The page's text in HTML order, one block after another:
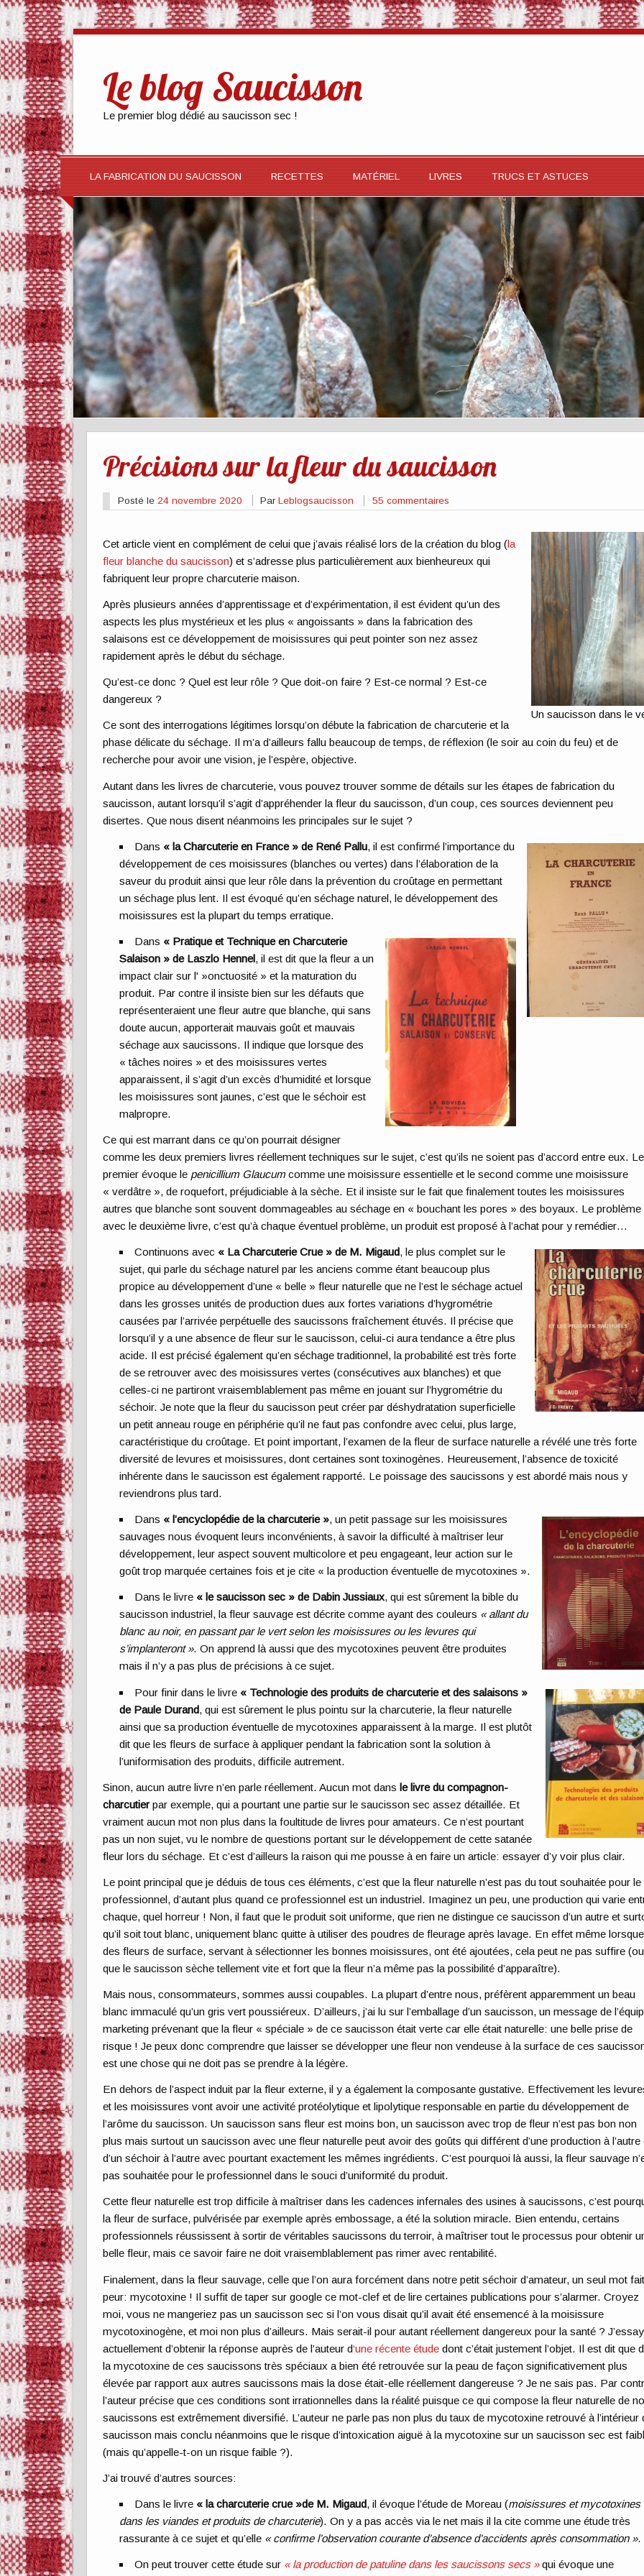
Le blog Saucisson
Le premier blog dédié au saucisson sec !
LA FABRICATION DU SAUCISSON RECETTES MATÉRIEL LIVRES TRUCS ET ASTUCES
Précisions sur la fleur du saucisson
Posté le 24 novembre 2020 ParLeblogsaucisson 55 commentaires
Un saucisson dans le
Cet article vient en complément de celui que j’avais réalisé lors de la création du blog (la
fleur blanche du saucisson) et s’adresse plus particulièrement aux bienheureux qui
fabriquent leur propre charcuterie maison.
Après plusieurs années d’apprentissage et d’expérimentation, il est évident qu’un des
aspects les plus mystérieux et les plus « angoissants » dans la fabrication des
salaisons est ce développement de moisissures qui peut pointer son nez assez
rapidement après le début du séchage.
Qu’est-ce donc ? Quel est leur rôle ? Que doit-on faire ? Est-ce normal ? Est-ce
dangereux ?
Ce sont des interrogations légitimes lorsqu’on débute la fabrication de charcuterie et la
phase délicate du séchage. Il m’a d’ailleurs fallu beaucoup de temps, de réflexion (le soir au coin du feu) et de
recherche pour avoir une vision, je l’espère, objective.
Autant dans les livres de charcuterie, vous pouvez trouver somme de détails sur les étapes de fabrication du
saucisson, autant lorsqu’il s’agit d’appréhender la fleur du saucisson, d’un coup, ces sources deviennent peu
disertes. Que nous disent néanmoins les principales sur le sujet ?
Dans « la Charcuterie en France » de René Pallu, il est confirmé l’importance du
développement de ces moisissures (blanches ou vertes) dans l’élaboration de la
saveur du produit ainsi que leur rôle dans la prévention du croûtage en permettant
un séchage plus lent. Il est évoqué qu’en séchage naturel, le développement des
moisissures est la plupart du temps erratique.
Dans « Pratique et Technique en Charcuterie
Salaison » de Laszlo Hennel, il est dit que la fleur a un
impact clair sur l' »onctuosité » et la maturation du
produit. Par contre il insiste bien sur les défauts que
représenteraient une fleur autre que blanche, qui sans
doute aucun, apporterait mauvais goût et mauvais
séchage aux saucissons. Il indique que lorsque des
« tâches noires » et des moisissures vertes
apparaissent, il s’agit d’un excès d’humidité et lorsque
les moisissures sont jaunes, c’est que le séchoir est
malpropre.
Ce qui est marrant dans ce qu’on pourrait désigner
comme les deux premiers livres réellement techniques sur le sujet, c’est qu’ils ne soient pas d’accord entre eux. Le
premier évoque le penicillium Glaucumcomme une moisissure essentielle et le second comme une moisissure
« verdâtre », de roquefort, préjudiciable à la sèche. Et il insiste sur le fait que finalement toutes les moisissures
autres que blanche sont souvent dommageables au séchage en « bouchant les pores » des boyaux. Le problème
avec le deuxième livre, c’est qu’à chaque éventuel problème, un produit est proposé à l’achat pour y remédier…
Continuons avec « La Charcuterie Crue » de M. Migaud, le plus complet sur le
sujet, qui parle du séchage naturel par les anciens comme étant beaucoup plus
propice au développement d’une « belle » fleur naturelle que ne l’est le séchage actuel
dans les grosses unités de production dues aux fortes variations d’hygrométrie
causées par l’arrivée perpétuelle des saucissons fraîchement étuvés. Il précise que
lorsqu’il y a une absence de fleur sur le saucisson, celui-ci aura tendance a être plus
acide. Il est précisé également qu’en séchage traditionnel, la probabilité est très forte
de se retrouver avec des moisissures vertes (consécutives aux blanches) et que
celles-ci ne partiront vraisemblablement pas même en jouant sur l’hygrométrie du
séchoir. Je note que la fleur du saucisson peut créer par déshydratation superficielle
un petit anneau rouge en périphérie qu’il ne faut pas confondre avec celui, plus large,
caractéristique du croûtage. Et point important, l’examen de la fleur de surface naturelle a révélé une très forte
diversité de levures et moisissures, dont certaines sont toxinogènes. Heureusement, l’absence de toxicité
inhérente dans le saucisson est également rapporté. Le poissage des saucissons y est abordé mais nous y
reviendrons plus tard.
Dans « l’encyclopédie de la charcuterie », un petit passage sur les moisissures
sauvages nous évoquent leurs inconvénients, à savoir la difficulté à maîtriser leur
développement, leur aspect souvent multicolore et peu engageant, leur action sur le
goût trop marquée certaines fois et je cite « la production éventuelle de mycotoxines ».
Dans le livre « le saucisson sec » de Dabin Jussiaux, qui est sûrement la bible du
saucisson industriel, la fleur sauvage est décrite comme ayant des couleurs « allant du
blanc au noir, en passant par le vert selon les moisissures ou les levures qui
s’implanteront ». On apprend là aussi que des mycotoxines peuvent être produites
mais il n’y a pas plus de précisions à ce sujet.
Pour finir dans le livre « Technologie des produits de charcuterie et des salaisons »
de Paule Durand, qui est sûrement le plus pointu sur la charcuterie, la fleur naturelle
ainsi que sa production éventuelle de mycotoxines apparaissent à la marge. Il est plutôt
dit que les fleurs de surface à appliquer pendant la fabrication sont la solution à
l’uniformisation des produits, difficile autrement.
Sinon, aucun autre livre n’en parle réellement. Aucun mot dansle livre du compagnon-
charcutierpar exemple, qui a pourtant une partie sur le saucisson sec assez détaillée. Et
vraiment aucun mot non plus dans la foultitude de livres pour amateurs. Ce n’est pourtant
pas un non sujet, vu le nombre de questions portant sur le développement de cette satanée
fleur lors du séchage. Et c’est d’ailleurs la raison qui me pousse à en faire un article: essayer d’y voir plus clair.
Le point principal que je déduis de tous ces éléments, c’est que la fleur naturelle n’est pas du tout souhaitée pour le
professionnel, d’autant plus quand ce professionnel est un industriel. Imaginez un peu, une production qui varie
chaque, quel horreur ! Non, il faut que le produit soit uniforme, que rien ne distingue ce saucisson d’un autre et
qu’il soit tout blanc, uniquement blanc quitte à utiliser des poudres de fleurage après lavage. En effet même lorsque
des fleurs de surface, servant à sélectionner les bonnes moisissures, ont été ajoutées, cela peut ne pas suffire (ou
que le saucisson sèche tellement vite et fort que la fleur n’a même pas la possibilité d’apparaître).
Mais nous, consommateurs, sommes aussi coupables. La plupart d’entre nous, préfèrent apparemment un beau
blanc immaculé qu’un gris vert poussiéreux. D’ailleurs, j’ai lu sur l’emballage d’un saucisson, un message de
marketing prévenant que la fleur « spéciale » de ce saucisson était verte car elle était naturelle: une belle prise de
risque ! Je peux donc comprendre que laisser se développer une fleur non vendeuse à la surface de ces
est une chose qui ne doit pas se prendre à la légère.
En dehors de l’aspect induit par la fleur externe, il y a également la composante gustative. Effectivement les
et les moisissures vont avoir une activité protéolytique et lipolytique responsable en partie du développement de
l’arôme du saucisson. Un saucisson sans fleur est moins bon, un saucisson avec trop de fleur n’est pas bon non
plus mais surtout un saucisson avec une fleur naturelle peut avoir des goûts qui différent d’une production à l’autre
d’un séchoir à l’autre avec pourtant exactement les mêmes ingrédients. C’est pourquoi là aussi, la fleur sauvage
pas souhaitée pour le professionnel dans le souci d’uniformité du produit.
Cette fleur naturelle est trop difficile à maîtriser dans les cadences infernales des usines à saucissons, c’est
la fleur de surface, pulvérisée par exemple après embossage, a été la solution miracle. Bien entendu, certains
professionnels réussissent à sortir de véritables saucissons du terroir, à maîtriser tout le processus pour obtenir
belle fleur, mais ce savoir faire ne doit vraisemblablement pas rimer avec rentabilité.
Finalement, dans la fleur sauvage, celle que l’on aura forcément dans notre petit séchoir d’amateur, un seul mot
peur: mycotoxine ! Il suffit de taper sur google ce mot-clef et de lire certaines publications pour s’alarmer. Croyez
moi, vous ne mangeriez pas un saucisson sec si l’on vous disait qu’il avait été ensemencé à la moisissure
mycotoxinogène, et moi non plus d’ailleurs. Mais serait-il pour autant réellement dangereux pour la santé ?
actuellement d’obtenir la réponse auprès de l’auteur d‘une récente étude dont c’était justement l’objet. Il est dit que
la mycotoxine de ces saucissons très spéciaux a bien été retrouvée sur la peau de façon significativement plus
élevée par rapport aux autres saucissons mais la dose était-elle réellement dangereuse ? Je ne sais pas. Par
l’auteur précise que ces conditions sont irrationnelles dans la réalité puisque ce qui compose la fleur naturelle de
saucissons est extrêmement diversifié. L’auteur ne parle pas non plus du taux de mycotoxine retrouvé à l’intérieur
saucisson mais conclu néanmoins que le risque d’intoxication aiguë à la mycotoxine sur un saucisson sec est
(mais qu’appelle-t-on un risque faible ?).
J’ai trouvé d’autres sources:
Dans le livre « la charcuterie crue »de M. Migaud, il évoque l’étude de Moreau (moisissures et mycotoxines
dans les viandes et produits de charcuterie). On y a pas accès via le net mais il la cite comme une étude très
rassurante à ce sujet et qu’elle « confirme l’observation courante d’absence d’accidents après consommation ».
On peut trouver cette étude sur « la production de patuline dans les saucissons secs » qui évoque une